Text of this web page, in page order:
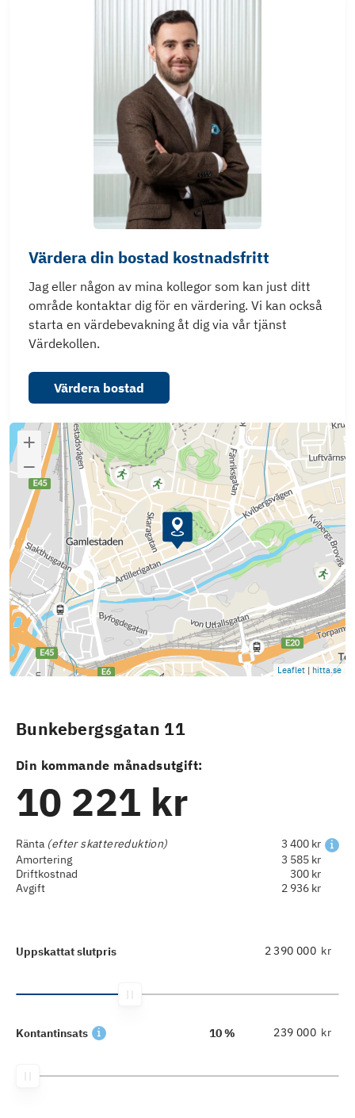
Värdera din bostad kostnadsfritt
Jag eller någon av mina kollegor som kan just ditt
område kontaktar dig för en värdering. Vi kan också
starta en värdebevakning åt dig via vår tjänst
Värdekollen.
Värdera bostad
Leaflet | hitta.se
Bunkebergsgatan 11
Din kommande månadsutgift:
10 221 kr
Ränta (efter skattereduktion)
3 400 kr
Amortering
3 585 kr
Driftkostnad
300 kr
Avgift
2 936 kr
Uppskattat slutpris kr
Kontantinsats 10 % kr